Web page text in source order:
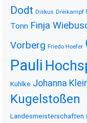
Dodt Diskus Dreikampf
Tonn Finja
Vorberg Friedo Hoefer
Pauli
Kühlke Johanna
Kugelstoßen
Landesmeisterschaften